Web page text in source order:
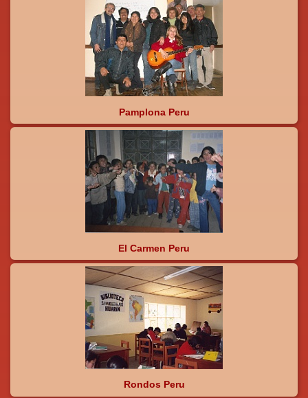
Pamplona Peru
El Carmen Peru
Rondos Peru